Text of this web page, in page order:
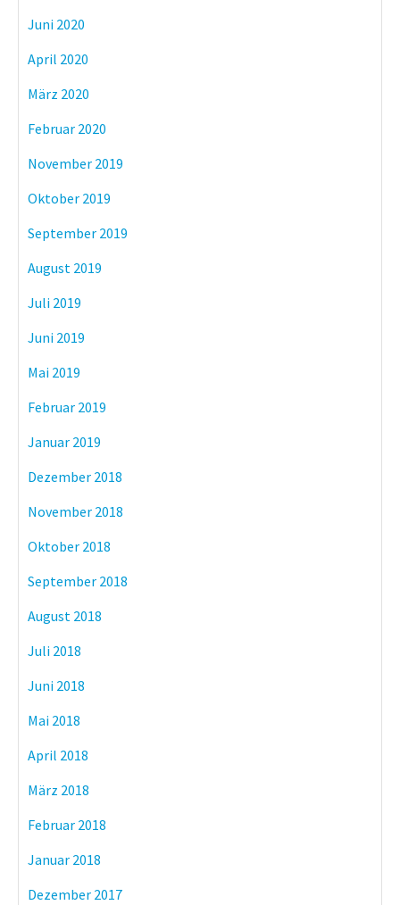
Juni 2020
April 2020
März 2020
Februar 2020
November 2019
Oktober 2019
September 2019
August 2019
Juli 2019
Juni 2019
Mai 2019
Februar 2019
Januar 2019
Dezember 2018
November 2018
Oktober 2018
September 2018
August 2018
Juli 2018
Juni 2018
Mai 2018
April 2018
März 2018
Februar 2018
Januar 2018
Dezember 2017